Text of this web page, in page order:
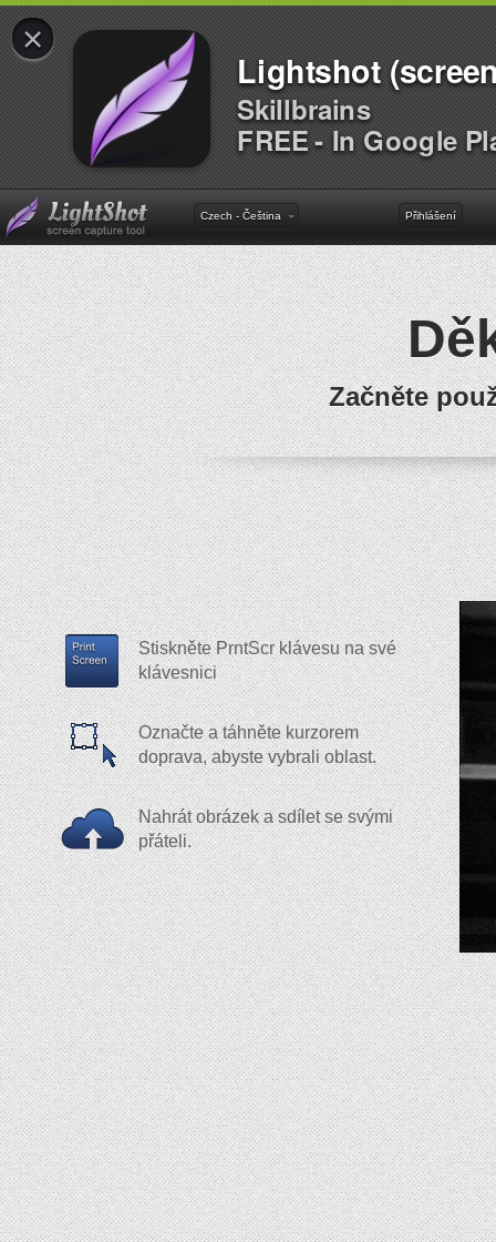
×
Lightshot
Skillbrains
FREE - In Google
Czech - Čeština Přihlášení
Začněte
Stiskněte PrntScr klávesu na své
klávesnici
Označte a táhněte kurzorem
doprava, abyste vybrali oblast.
Nahrát obrázek a sdílet se svými
přáteli.